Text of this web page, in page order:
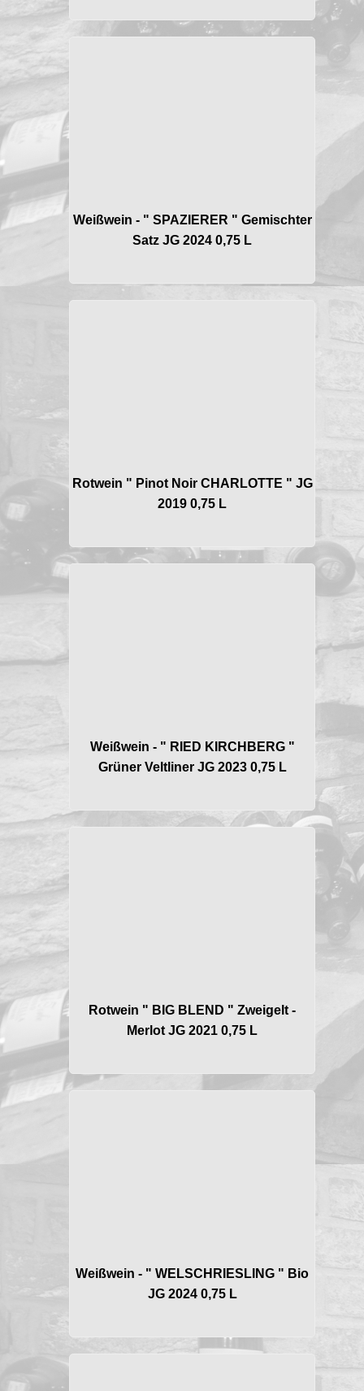
Weißwein - " SPAZIERER " Gemischter
Satz JG 2024 0,75 L
Rotwein " Pinot Noir CHARLOTTE " JG
2019 0,75 L
Weißwein - " RIED KIRCHBERG "
Grüner Veltliner JG 2023 0,75 L
Rotwein " BIG BLEND " Zweigelt -
Merlot JG 2021 0,75 L
Weißwein - " WELSCHRIESLING " Bio
JG 2024 0,75 L